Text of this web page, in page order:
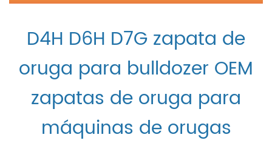
D4H D6H D7G zapata de
oruga para bulldozer OEM
zapatas de oruga para
máquinas de orugas